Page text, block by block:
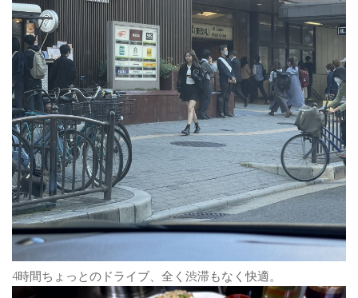
4時間ちょっとのドライブ、全く渋滞もなく快適。